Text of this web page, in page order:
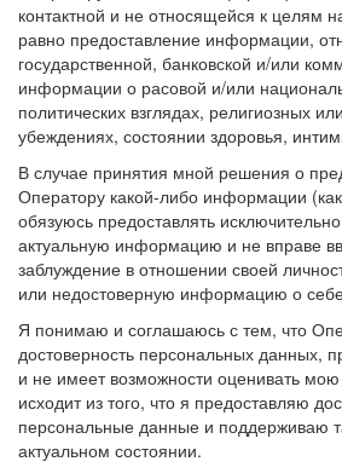
контактной и не относящейся к целям
равно предоставление информации,
государственной, банковской и/или
информации о расовой и/или
политических взглядах, религиозных
убеждениях, состоянии здоровья,
В случае принятия мной решения о
Оператору какой-либо информации
обязуюсь предоставлять
актуальную информацию и не вправе
заблуждение в отношении своей
или недостоверную информацию о
Я понимаю и соглашаюсь с тем, что
достоверность персональных данных,
и не имеет возможности оценивать
исходит из того, что я предоставляю
персональные данные и поддерживаю
актуальном состоянии.